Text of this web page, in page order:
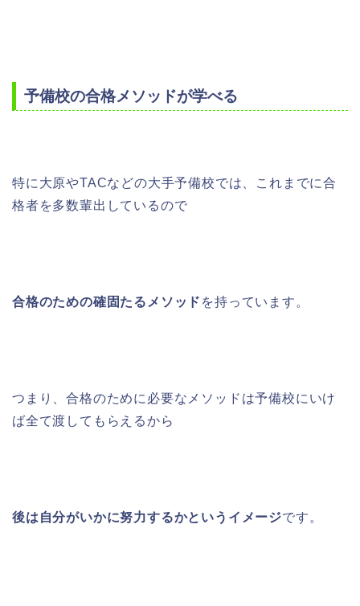
予備校の合格メソッドが学べる
特に大原やTACなどの大手予備校では、これまでに合
格者を多数輩出しているので
合格のための確固たるメソッド を持っています。
つまり、合格のために必要なメソッドは予備校にいけ
ば全て渡してもらえるから
後は自分がいかに努力するかというイメージです。